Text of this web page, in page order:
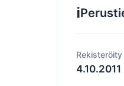
ℹ️
Rekisteröity
4.10.2011